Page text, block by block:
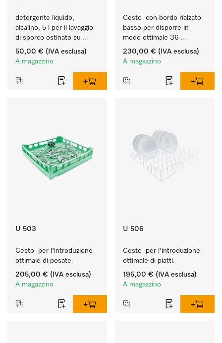
detergente liquido,
alcalino, 5 l per il lavaggio
di sporco ostinato su
stoviglie, posate e
bicchieri.
50,00 € (IVA esclusa)
A magazzino
Cesto  con bordo rialzato
basso per disporre in
modo ottimale 36
bicchieri fino a 23 cm.
230,00 € (IVA esclusa)
A magazzino
U 503
Cesto  per l'introduzione
ottimale di posate.
205,00 € (IVA esclusa)
A magazzino
U 506
Cesto  per l'introduzione
ottimale di piatti.
195,00 € (IVA esclusa)
A magazzino